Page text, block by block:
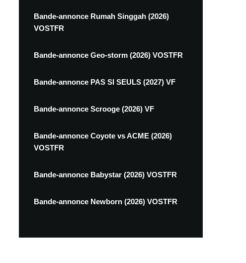
Bande-annonce Rumah Singgah (2026)
VOSTFR
Bande-annonce Geo-storm (2026) VOSTFR
Bande-annonce PAS SI SEULS (2027) VF
Bande-annonce Scrooge (2026) VF
Bande-annonce Coyote vs ACME (2026)
VOSTFR
Bande-annonce Babystar (2026) VOSTFR
Bande-annonce Newborn (2026) VOSTFR